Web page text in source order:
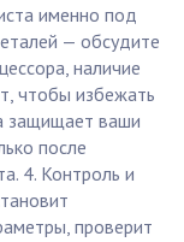
именно под
— обсудите
наличие
чтобы избежать
защищает ваши
после
4. Контроль и
проверит